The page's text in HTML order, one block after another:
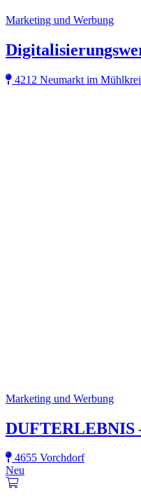
Marketing und Werbung
4212 Neumarkt im
Marketing und Werbung
DUFTERLEBNIS
4655 Vorchdorf
Neu